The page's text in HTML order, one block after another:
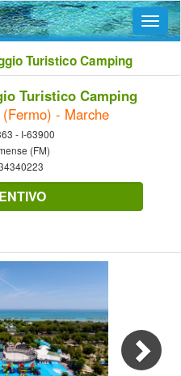
Turistico Camping
Turistico Camping
- Marche
- I-63900
(FM)